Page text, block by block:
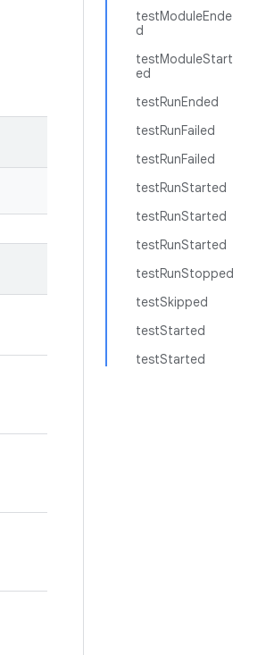
testModuleEnde
d
testModuleStart
ed
testRunEnded
testRunFailed
testRunFailed
testRunStarted
testRunStarted
testRunStarted
testRunStopped
testSkipped
testStarted
testStarted